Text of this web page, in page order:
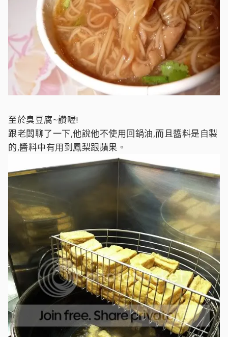
至於臭豆腐~讚喔!
跟老闆聊了一下,他說他不使用回鍋油,而且醬料是自製
的,醬料中有用到鳳梨跟蘋果。